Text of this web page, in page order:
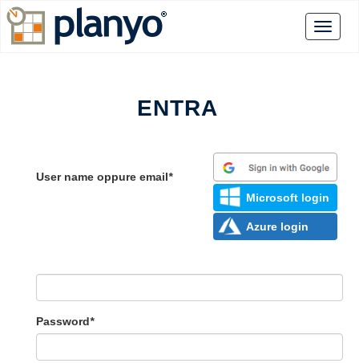
ENTRA
Microsoft login
Azure login
User name oppure email*
Password*